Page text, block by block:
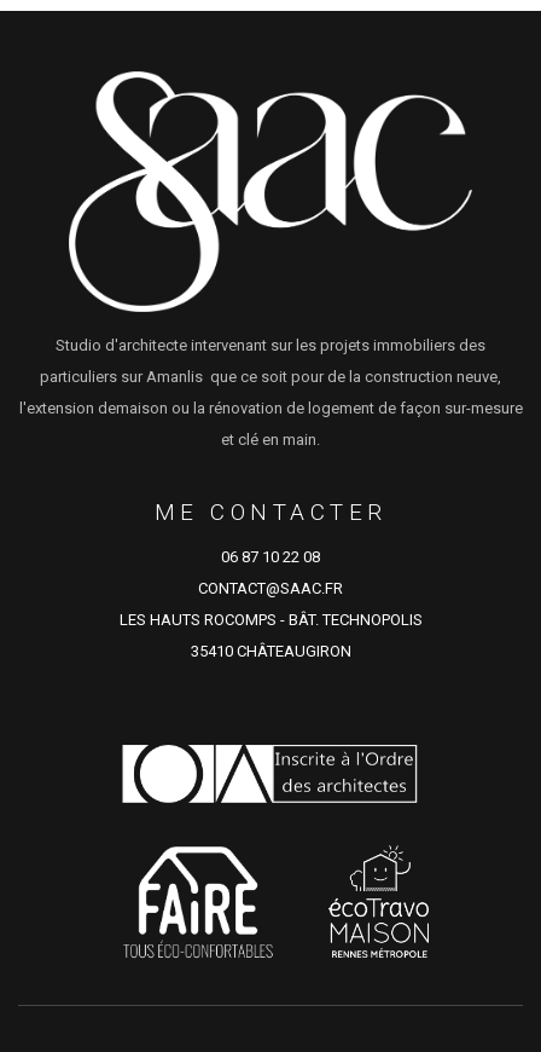
Studio d'architecte intervenant sur les projets immobiliers des
particuliers sur Amanlis que ce soit pour de la construction neuve,
l'extension demaison ou la rénovation de logement de façon sur-mesure
et clé en main.
ME CONTACTER
06 87 10 22 08
CONTACT@SAAC.FR
LES HAUTS ROCOMPS - BÂT. TECHNOPOLIS
35410 CHÂTEAUGIRON